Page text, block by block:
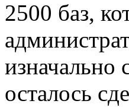
2500 баз,
изначально
осталось